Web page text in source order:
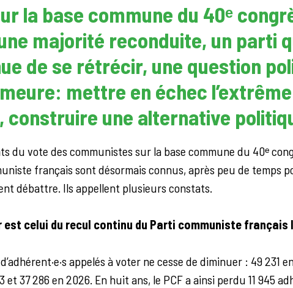
la base commune du 40ᵉ
majorité reconduite, un parti
de se rétrécir, une question
mettre en échec l’extrême
construire une alternative
du vote des communistes sur la base commune du 40ᵉ
français sont désormais connus, après peu de temps
débattre. Ils appellent plusieurs constats.
est celui du recul continu du Parti communiste français
appelés à voter ne cesse de diminuer : 49 231
et 37 286 en 2026. En huit ans, le PCF a ainsi perdu 11 945